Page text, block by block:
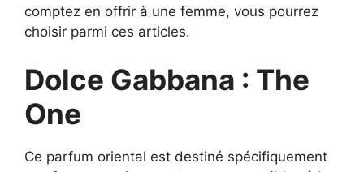
comptez en offrir à une femme, vous pourrez
choisir parmi ces articles.
Dolce Gabbana : The
One
Ce parfum oriental est destiné spécifiquement